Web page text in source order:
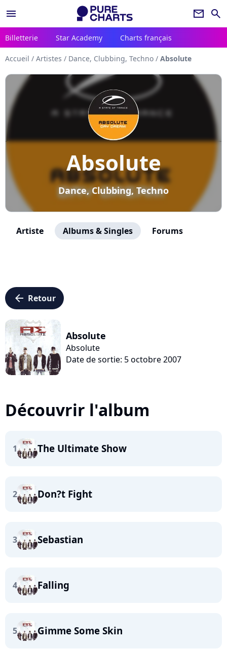
menu newsletter search
Billetterie Star Academy Charts français
Accueil / Artistes / Dance, Clubbing, Techno / Absolute
Absolute
Dance, Clubbing, Techno
Artiste Albums & Singles Forums
arrow_left Retour
Absolute
Absolute
Date de sortie: 5 octobre 2007
Découvrir l'album
1 The Ultimate Show
2 Don?t Fight
3 Sebastian
4 Falling
5 Gimme Some Skin